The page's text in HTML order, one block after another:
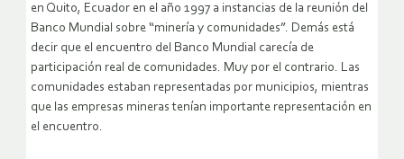
en Quito, Ecuador en el año 1997 a instancias de la reunión del
Banco Mundial sobre “minería y comunidades”. Demás está
decir que el encuentro del Banco Mundial carecía de
participación real de comunidades. Muy por el contrario. Las
comunidades estaban representadas por municipios, mientras
que las empresas mineras tenían importante representación en
el encuentro.